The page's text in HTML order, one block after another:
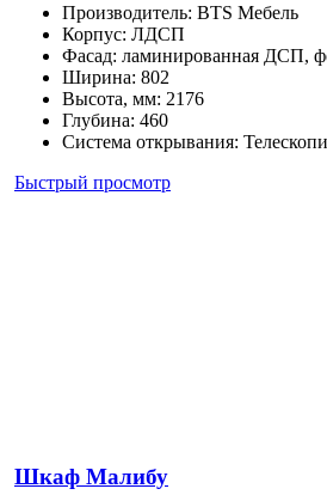
Производитель: BTS Мебель
Корпус: ЛДСП
Фасад: ламинированная ДСП,
Ширина: 802
Высота, мм: 2176
Глубина: 460
Система открывания:
Быстрый просмотр
Шкаф Малибу